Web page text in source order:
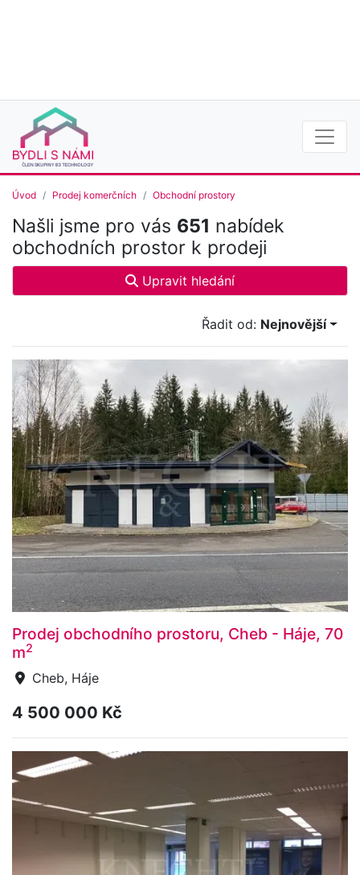
Úvod Prodej komerčních Obchodní prostory
Našli jsme pro vás 651 nabídek
obchodních prostor k prodeji
Upravit hledání
Řadit od: Nejnovější
Prodej obchodního prostoru, Cheb - Háje, 70
m2
Cheb, Háje
4 500 000 Kč